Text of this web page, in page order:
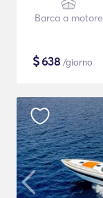
Barca a motore
$638 /giorno